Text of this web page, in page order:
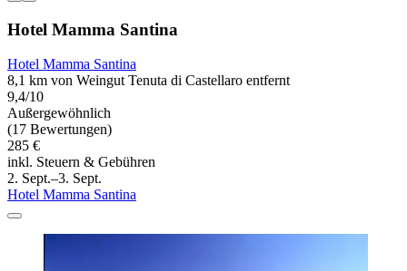
Hotel Mamma Santina
Hotel Mamma Santina
8,1 km von Weingut Tenuta di Castellaro entfernt
9,4/10
Außergewöhnlich
(17 Bewertungen)
285 €
inkl. Steuern & Gebühren
2. Sept.–3. Sept.
Hotel Mamma Santina